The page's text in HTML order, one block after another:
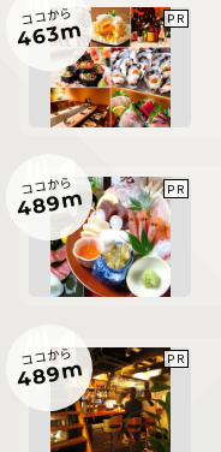
ココから
463m
ココから
489m
ココから
489m